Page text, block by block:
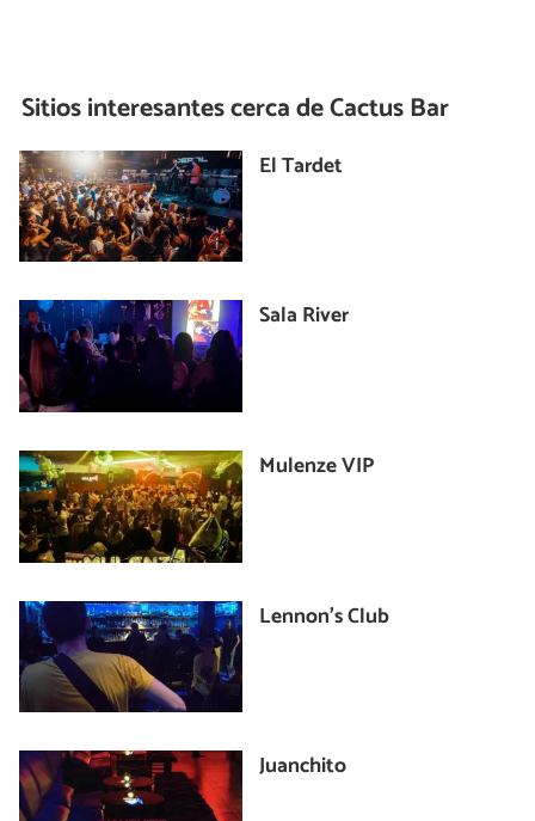
Sitios interesantes cerca deCactus Bar
El Tardet
Sala River
Mulenze VIP
Lennon's Club
Juanchito